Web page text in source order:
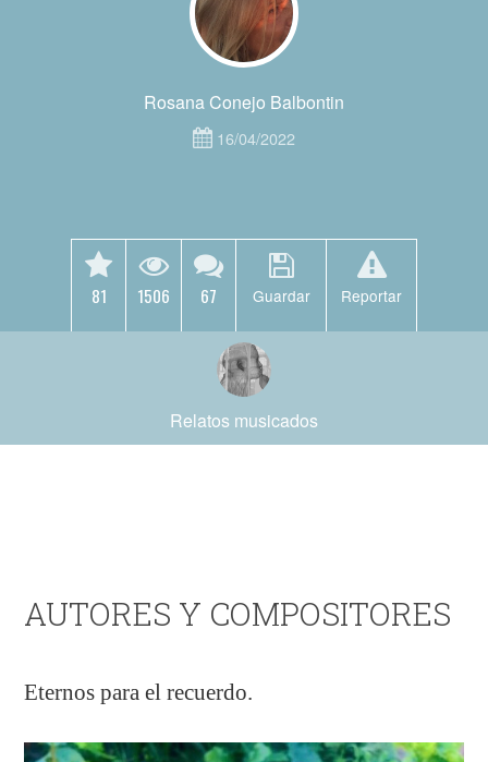
Rosana Conejo Balbontin
16/04/2022
81 1506 67 Guardar Reportar
Relatos musicados
AUTORES Y COMPOSITORES
Eternos para el recuerdo.